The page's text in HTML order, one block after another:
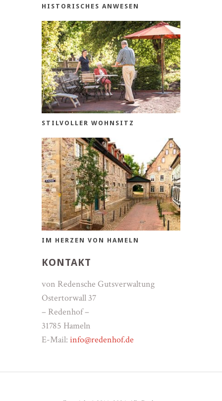
HISTORISCHES ANWESEN
STILVOLLER WOHNSITZ
IM HERZEN VON HAMELN
KONTAKT
von Redensche Gutsverwaltung
Ostertorwall 37
– Redenhof –
31785 Hameln
E-Mail: info@redenhof.de